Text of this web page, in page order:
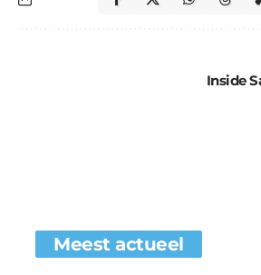
Inside
Meest actueel